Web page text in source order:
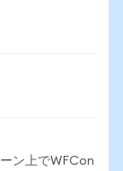
ン上でWFCon